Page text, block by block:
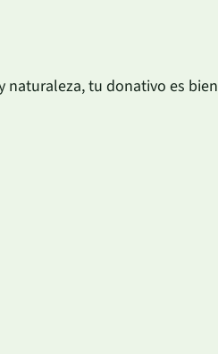
naturaleza, tu donativo es bien